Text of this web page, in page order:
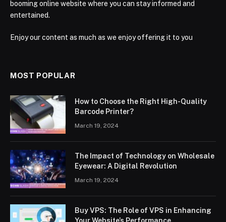
booming online website where you can stay informed and
entertained.
Enjoy our content as much as we enjoy offering it to you
MOST POPULAR
How to Choose the Right High-Quality
Barcode Printer?
March 19, 2024
The Impact of Technology on Wholesale
Eyewear: A Digital Revolution
March 19, 2024
Buy VPS: The Role of VPS in Enhancing